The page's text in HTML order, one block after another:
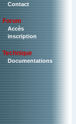
Contact
Forum
Accès
inscription
Technique
Documentations